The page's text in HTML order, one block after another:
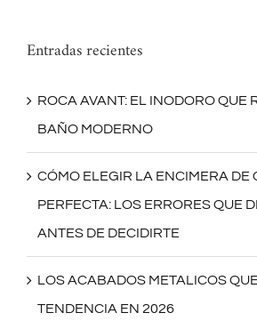
Entradas recientes
ROCA AVANT: EL INODORO QUE
BAÑO MODERNO
CÓMO ELEGIR LA ENCIMERA DE
PERFECTA: LOS ERRORES QUE
ANTES DE DECIDIRTE
LOS ACABADOS METALICOS
TENDENCIA EN 2026